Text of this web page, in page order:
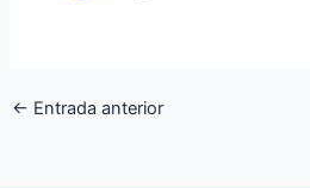
← Entrada anterior